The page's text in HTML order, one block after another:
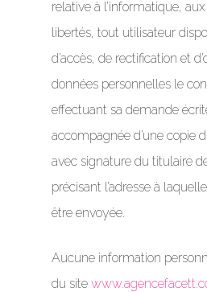
relative à l’informatique,
libertés, tout utilisateur
d’accès, de rectification et
données personnelles le
effectuant sa demande
accompagnée d’une copie
avec signature du titulaire
précisant l’adresse à
être envoyée.
Aucune information
du site